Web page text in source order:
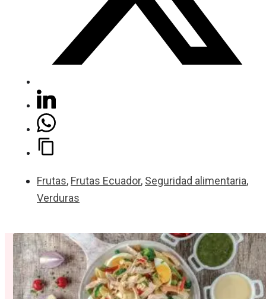
Frutas, Frutas Ecuador, Seguridad alimentaria,
Verduras